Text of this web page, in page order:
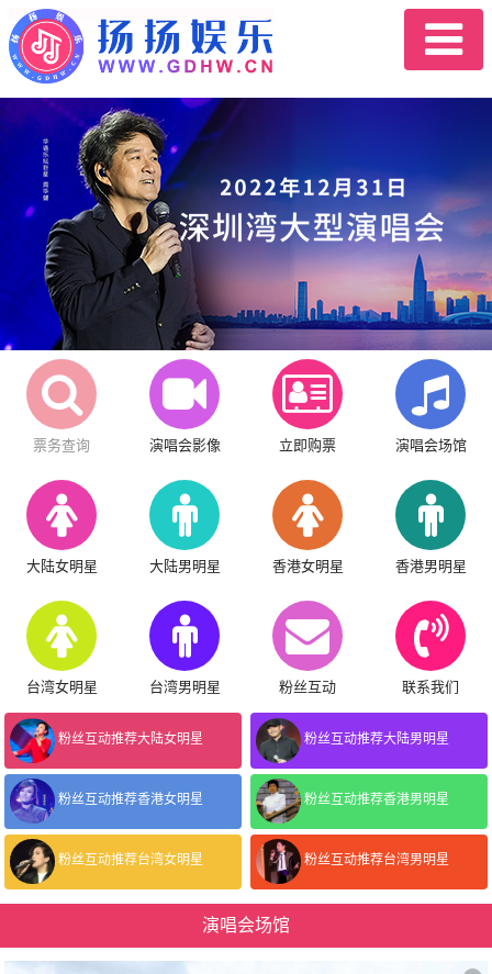
票务查询 演唱会影像 立即购票 演唱会场馆
大陆女明星 大陆男明星 香港女明星 香港男明星
台湾女明星 台湾男明星 粉丝互动 联系我们
粉丝互动推荐大陆女明星 粉丝互动推荐大陆男明星
粉丝互动推荐香港女明星 粉丝互动推荐香港男明星
粉丝互动推荐台湾女明星 粉丝互动推荐台湾男明星
演唱会场馆